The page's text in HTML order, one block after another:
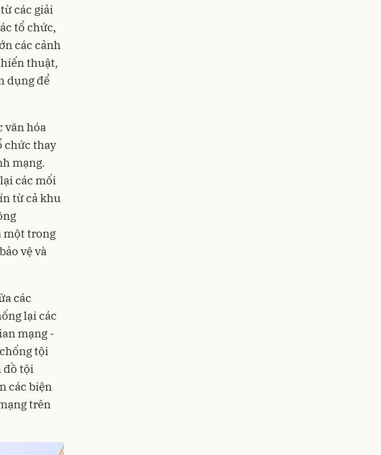
các giải
tổ chức,
các cảnh
thuật,
dụng để
văn hóa
chức thay
mạng.
các mối
từ cả khu
một trong
vệ và
các
lại các
mạng -
tội
đồ tội
các biện
trên